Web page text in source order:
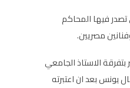
فيها المحاكم
مصريين.
الاستاذ الجامعي
يونس بعد ان اعتبرته